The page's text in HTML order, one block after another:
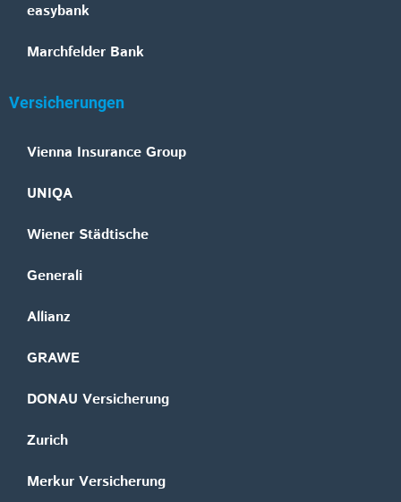
easybank
Marchfelder Bank
Versicherungen
Vienna Insurance Group
UNIQA
Wiener Städtische
Generali
Allianz
GRAWE
DONAU Versicherung
Zurich
Merkur Versicherung